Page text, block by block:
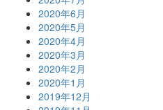
2020年6月
2020年5月
2020年4月
2020年3月
2020年2月
2020年1月
2019年12月